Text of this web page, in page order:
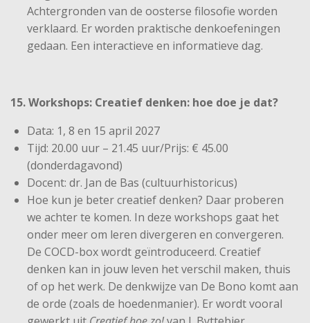
Achtergronden van de oosterse filosofie worden
verklaard. Er worden praktische denkoefeningen
gedaan. Een interactieve en informatieve dag.
15. Workshops: Creatief denken: hoe doe je dat?
Data: 1, 8 en 15 april 2027
Tijd: 20.00 uur – 21.45 uur/Prijs: € 45.00
(donderdagavond)
Docent: dr. Jan de Bas (cultuurhistoricus)
Hoe kun je beter creatief denken? Daar proberen
we achter te komen. In deze workshops gaat het
onder meer om leren divergeren en convergeren.
De COCD-box wordt geïntroduceerd. Creatief
denken kan in jouw leven het verschil maken, thuis
of op het werk. De denkwijze van De Bono komt aan
de orde (zoals de hoedenmanier). Er wordt vooral